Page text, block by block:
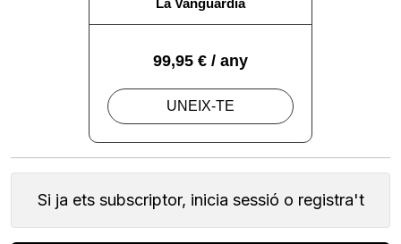
Si ja ets subscriptor, inicia sessió o registra't